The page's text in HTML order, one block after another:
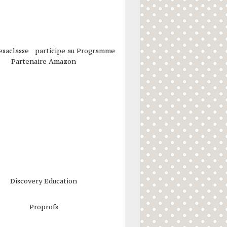
participe au Programme
Partenaire Amazon
Discovery Education
Proprofs